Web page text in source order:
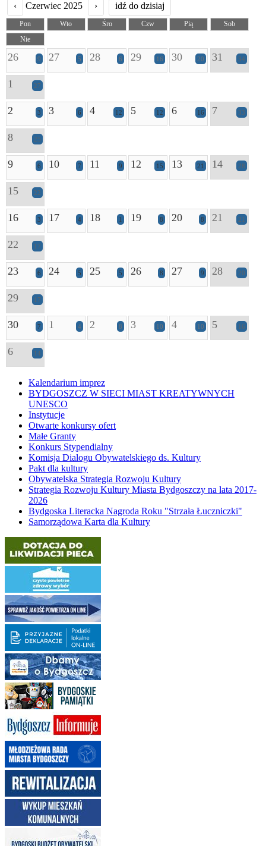
‹ Czerwiec 2025 › idź do dzisiaj
Pon Wto Śro Czw Pią
Sob
Nie
26 9 27 5 28 6 29 16 30 20 31 34
1 27
2 3 3 6 4 12 5 12 6 16 7 33
8 25
9 6 10 7 11 9 12 15 13 21 14 28
15 22
16 3 17 4 18 1 19 8 20 8 21 21
22 17
23 6 24 5 25 5 26 8 27 9 28 20
29 17
30 7 1 4 2 8 3 10 4 10 5 16
6 14
Kalendarium imprez
BYDGOSZCZ W SIECI MIAST KREATYWNYCH
UNESCO
Instytucje
Otwarte konkursy ofert
Małe Granty
Konkurs Stypendialny
Komisja Dialogu Obywatelskiego ds. Kultury
Pakt dla kultury
Obywatelska Strategia Rozwoju Kultury
Strategia Rozwoju Kultury Miasta Bydgoszczy na lata 2017-
2026
Bydgoska Literacka Nagroda Roku "Strzała Łuczniczki"
Samorządowa Karta dla Kultury